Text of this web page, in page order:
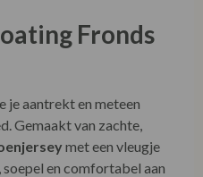
Fronds
je aantrekt en meteen
Gemaakt van zachte,
met een vleugje
en comfortabel aan